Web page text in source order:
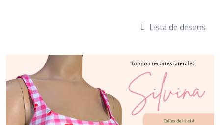
Lista de deseos